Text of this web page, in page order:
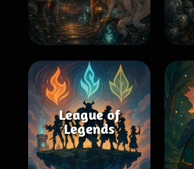
League of
Legends